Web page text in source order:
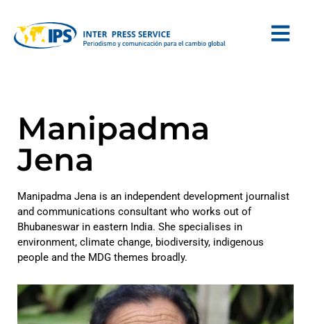
Manipadma
Jena
Manipadma Jena is an independent development journalist
and communications consultant who works out of
Bhubaneswar in eastern India. She specialises in
environment, climate change, biodiversity, indigenous
people and the MDG themes broadly.